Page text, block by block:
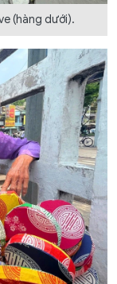
(hàng dưới).